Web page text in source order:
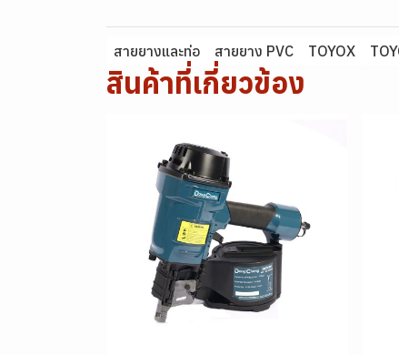
สายยางและท่อ สายยาง PVC TOYOX
สินค้าที่เกี่ยวข้อง